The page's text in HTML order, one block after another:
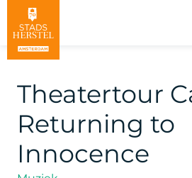
Theatertour
Returning to
Innocence